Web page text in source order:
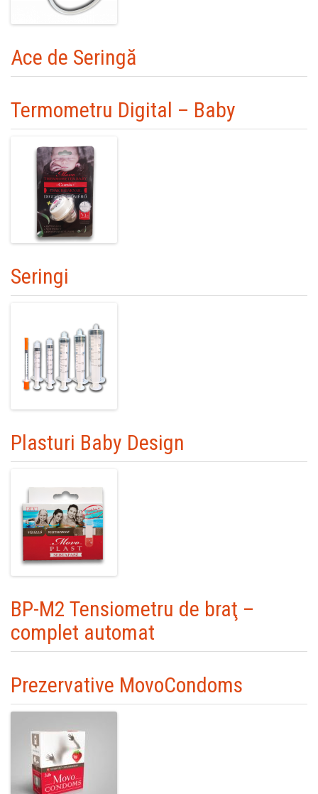
Ace de Seringă
Termometru Digital – Baby
Seringi
Plasturi Baby Design
BP-M2 Tensiometru de braţ –
complet automat
Prezervative MovoCondoms